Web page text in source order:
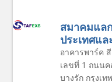
สมาคมแล
ประเทศแล
อาคารพาร์ค
เลขที่ 1 ถนน
บางรัก กรุงเ